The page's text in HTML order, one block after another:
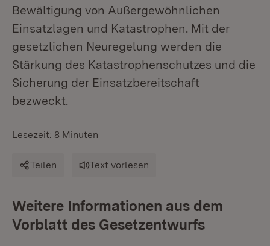
Bewältigung von Außergewöhnlichen
Einsatzlagen und Katastrophen. Mit der
gesetzlichen Neuregelung werden die
Stärkung des Katastrophenschutzes und die
Sicherung der Einsatzbereitschaft
bezweckt.
Lesezeit: 8 Minuten
Teilen Text vorlesen
Weitere Informationen aus dem
Vorblatt des Gesetzentwurfs